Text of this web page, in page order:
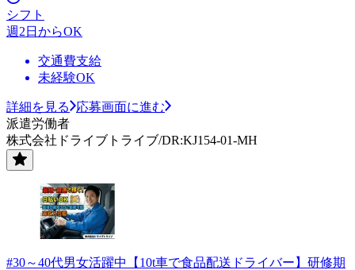
シフト
週2日からOK
交通費支給
未経験OK
詳細を見る
応募画面に進む
派遣労働者
株式会社ドライブトライブ/DR:KJ154-01-MH
#30～40代男女活躍中【10t車で食品配送ドライバー】研修期